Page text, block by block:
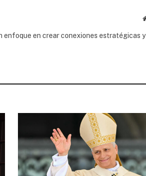
enfoque en crear conexiones estratégicas y